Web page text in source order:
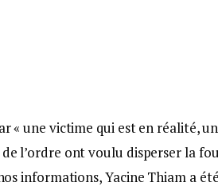
« une victime qui est en réalité,
l’ordre ont voulu disperser la
informations, Yacine Thiam a